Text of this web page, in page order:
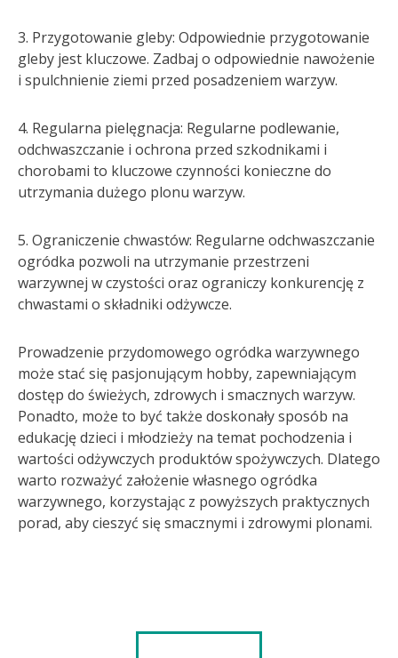
3. Przygotowanie gleby: Odpowiednie przygotowanie
gleby jest kluczowe. Zadbaj o odpowiednie nawożenie
i spulchnienie ziemi przed posadzeniem warzyw.
4. Regularna pielęgnacja: Regularne podlewanie,
odchwaszczanie i ochrona przed szkodnikami i
chorobami to kluczowe czynności konieczne do
utrzymania dużego plonu warzyw.
5. Ograniczenie chwastów: Regularne odchwaszczanie
ogródka pozwoli na utrzymanie przestrzeni
warzywnej w czystości oraz ograniczy konkurencję z
chwastami o składniki odżywcze.
Prowadzenie przydomowego ogródka warzywnego
może stać się pasjonującym hobby, zapewniającym
dostęp do świeżych, zdrowych i smacznych warzyw.
Ponadto, może to być także doskonały sposób na
edukację dzieci i młodzieży na temat pochodzenia i
wartości odżywczych produktów spożywczych. Dlatego
warto rozważyć założenie własnego ogródka
warzywnego, korzystając z powyższych praktycznych
porad, aby cieszyć się smacznymi i zdrowymi plonami.